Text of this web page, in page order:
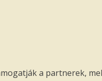
a partnerek,